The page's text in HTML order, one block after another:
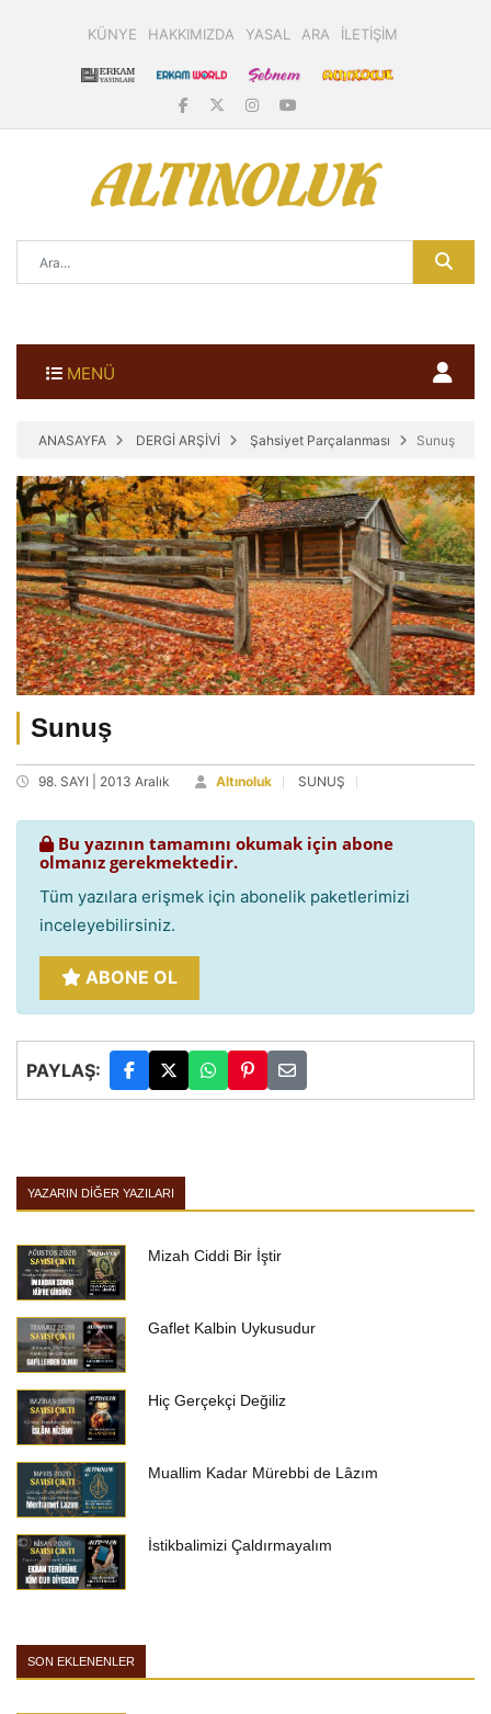
KÜNYE HAKKIMIZDA YASAL ARA İLETİŞİM
MENÜ
ANASAYFA DERGİ ARŞİVİ Şahsiyet Parçalanması Sunuş
Sunuş
98. SAYI | 2013 Aralık Altınoluk SUNUŞ
Bu yazının tamamını okumak için abone
olmanız gerekmektedir.
Tüm yazılara erişmek için abonelik paketlerimizi
inceleyebilirsiniz.
ABONE OL
PAYLAŞ:
YAZARIN DIĞER YAZILARI
Mizah Ciddi Bir İştir
Gaflet Kalbin Uykusudur
Hiç Gerçekçi Değiliz
Muallim Kadar Mürebbi de Lâzım
İstikbalimizi Çaldırmayalım
SON EKLENENLER